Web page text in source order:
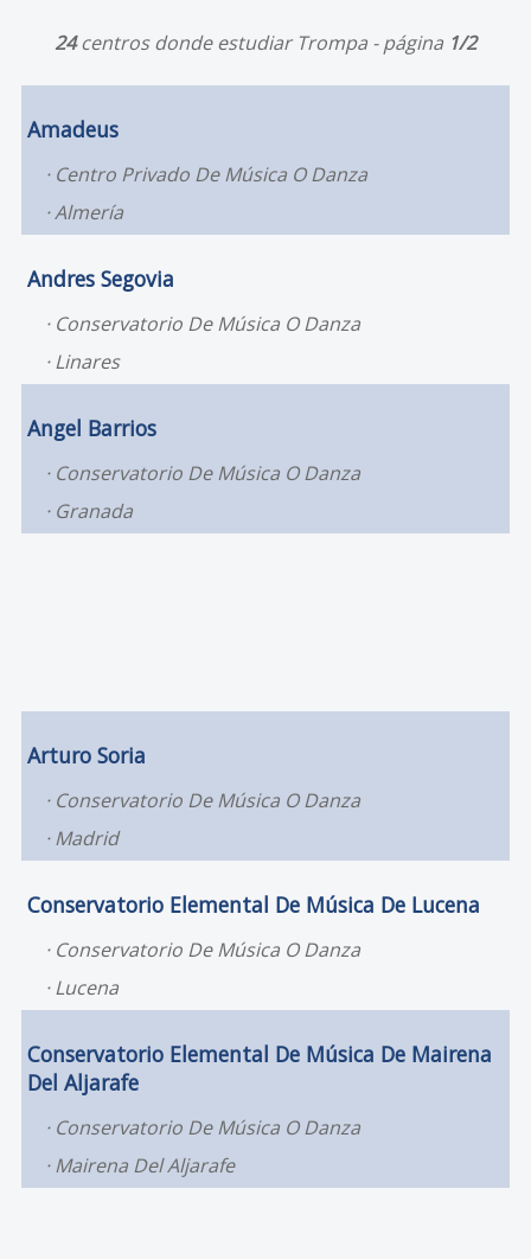
24centros donde estudiar Trompa - página 1/2
Amadeus
Centro Privado De Música O Danza
Almería
Andres Segovia
Conservatorio De Música O Danza
Linares
Angel Barrios
Conservatorio De Música O Danza
Granada
Arturo Soria
Conservatorio De Música O Danza
Madrid
Conservatorio Elemental De Música De Lucena
Conservatorio De Música O Danza
Lucena
Conservatorio Elemental De Música De Mairena
Del Aljarafe
Conservatorio De Música O Danza
Mairena Del Aljarafe